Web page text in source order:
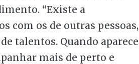
“Existe a
com os de outras pessoas,
talentos. Quando aparece
mais de perto e